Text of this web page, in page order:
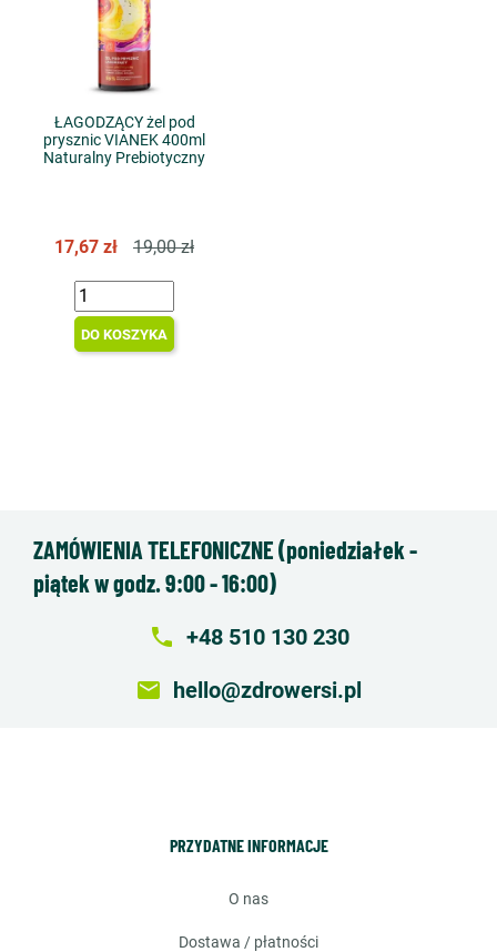
ŁAGODZĄCY żel pod
prysznic VIANEK 400ml
Naturalny Prebiotyczny
17,67 zł 19,00 zł
DO KOSZYKA
ZAMÓWIENIA TELEFONICZNE (poniedziałek -
piątek w godz. 9:00 - 16:00)
local_phone +48 510 130 230
email hello@zdrowersi.pl
PRZYDATNE INFORMACJE
o nas
dostawa / płatności